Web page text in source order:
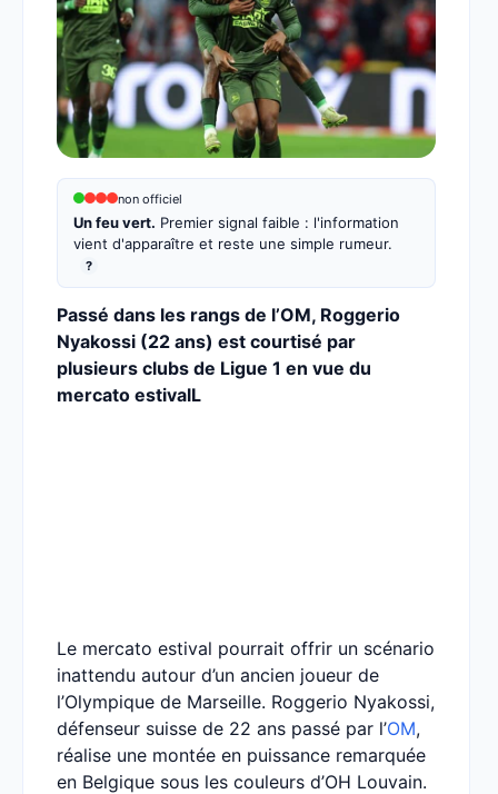
non officiel
Un feu vert. Premier signal faible : l'information
vient d'apparaître et reste une simple rumeur.
?
Passé dans les rangs de l’OM, Roggerio
Nyakossi (22 ans) est courtisé par
plusieurs clubs de Ligue 1 en vue du
mercato estivalL
Le mercato estival pourrait offrir un scénario
inattendu autour d’un ancien joueur de
l’Olympique de Marseille. Roggerio Nyakossi,
défenseur suisse de 22 ans passé par l’OM,
réalise une montée en puissance remarquée
en Belgique sous les couleurs d’OH Louvain.